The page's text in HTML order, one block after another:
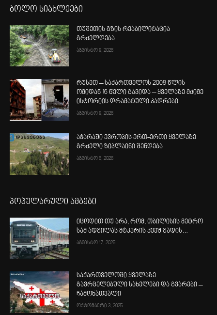
ბოლო სიახლეები
თუშეთის გზის რეაბილიტაცია
გრძელდება
აგვისტო 8, 2026
რუსეთ – საქართველოს 2008 წლის
ომიდან 16 წელი გავიდა – ყველაზე მძიმე
ისტორიის დრამატული კადრები
აგვისტო 8, 2026
აჭარაში ევროპის ერთ-ერთი ყველაზე
გრძელი ზიპლაინი შენდება
აგვისტო 6, 2026
პოპულარული ამბები
იცოდით თუ არა, რომ, თბილისის მეტრო
სამ ადგილას მტკვრის ქვეშ გადის…
აგვისტო 17, 2025
საქართველოში ყველაზე
გავრცელებული სახელები და გვარები –
ჩამონათვალი
ოქტომბერი 3, 2025